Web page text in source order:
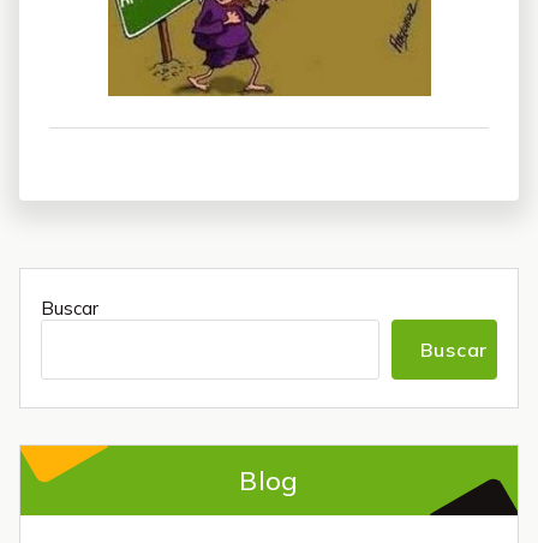
Buscar
Buscar
Blog